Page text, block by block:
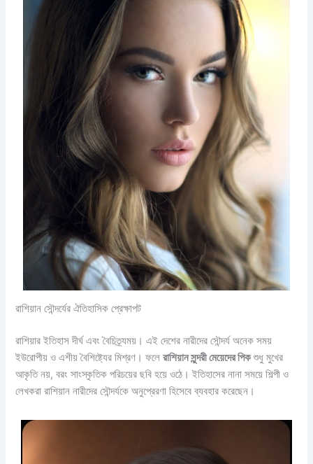
রাশিয়ান সৌন্দর্যের ঐতিহাসিক প্রেক্ষাপট
রাশিয়ার ইতিহাস দীর্ঘ এবং বৈচিত্র্যময়। এই দেশের নারীদের সৌন্দর্য অনেক সময়
ইউরোপীয় ও এশীয় বৈশিষ্ট্যের মিশ্রণ। ফলেরাশিয়ান সুন্দরী মেয়েদের পিক শুধু মুখের
আকৃতি নয়, বরং সাংস্কৃতিক পরিচয়ের ছবি হয়ে ওঠে। ইতিহাসের নানা সময়ে শিল্পী ও
লেখকরা রাশিয়ান নারীদের সৌন্দর্যকে অনুপ্রেরণা হিসেবে ব্যবহার করেছেন।